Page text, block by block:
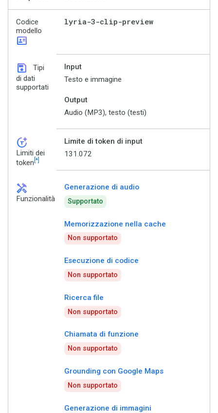
Codice
modello
id_card
lyria-3-clip-preview
save
Tipi
di dati
supportati
Input
Testo e immagine
Output
Audio (MP3), testo (testi)
token_auto
Limiti dei
token [*]
Limite di token di input
131.072
handyman
Funzionalità
Generazione di audio
Supportato
Memorizzazione nella cache
Non supportato
Esecuzione di codice
Non supportato
Ricerca file
Non supportato
Chiamata di funzione
Non supportato
Grounding con Google Maps
Non supportato
Generazione di immagini